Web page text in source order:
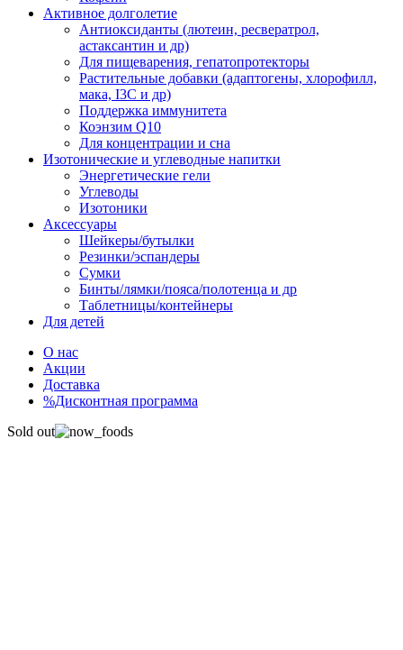
Активное долголетие
Антиоксиданты (лютеин, ресвератрол,
астаксантин и др)
Для пищеварения, гепатопротекторы
Растительные добавки (адаптогены, хлорофилл,
мака, I3C и др)
Поддержка иммунитета
Коэнзим Q10
Для концентрации и сна
Изотонические и углеводные напитки
Энергетические гели
Углеводы
Изотоники
Аксессуары
Шейкеры/бутылки
Резинки/эспандеры
Сумки
Бинты/лямки/пояса/полотенца и др
Таблетницы/контейнеры
Для детей
О нас
Акции
Доставка
%Дисконтная программа
Sold out